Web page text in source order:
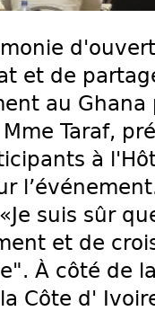
et de
au
Taraf,
à
suis sûr
et de
À côté de
Côte d'